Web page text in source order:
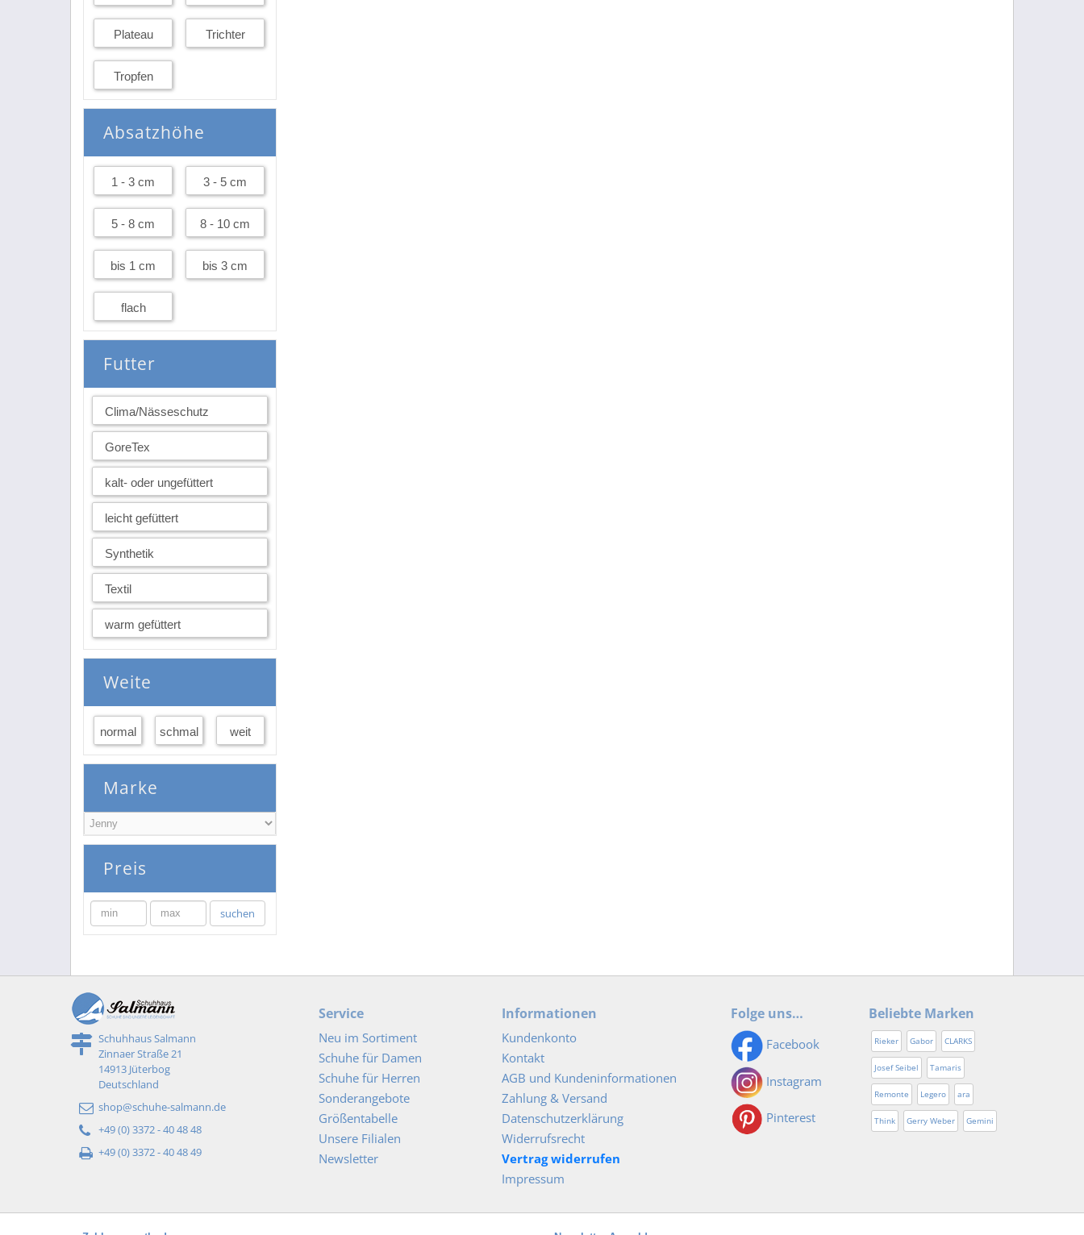
Plateau Trichter
Tropfen
Absatzhöhe
1 - 3 cm 3 - 5 cm
5 - 8 cm 8 - 10 cm
bis 1 cm bis 3 cm
flach
Futter
Clima/Nässeschutz
GoreTex
kalt- oder ungefüttert
leicht gefüttert
Synthetik
Textil
warm gefüttert
Weite
normal schmal weit
Marke
Preis
min max suchen
Schuhhaus Salmann
Zinnaer Straße 21
14913 Jüterbog
Deutschland
shop@schuhe-salmann.de
+49 (0) 3372 - 40 48 48
+49 (0) 3372 - 40 48 49
Service
Neu im Sortiment
Schuhe für Damen
Schuhe für Herren
Sonderangebote
Größentabelle
Unsere Filialen
Newsletter
Informationen
Kundenkonto
Kontakt
AGB und Kundeninformationen
Zahlung & Versand
Datenschutzerklärung
Widerrufsrecht
Vertrag widerrufen
Impressum
Folge uns…
Facebook
Instagram
Pinterest
Beliebte Marken
Rieker Gabor CLARKS
Josef Seibel Tamaris
Remonte Legero ara
Think Gerry Weber Gemini